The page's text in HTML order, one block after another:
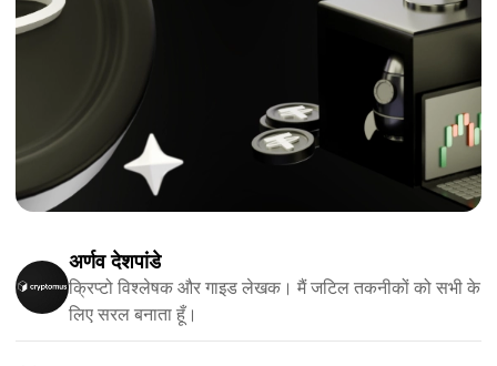
अर्णव देशपांडे
क्रिप्टो विश्लेषक और गाइड लेखक। मैं जटिल तकनीकों को सभी के
लिए सरल बनाता हूँ।